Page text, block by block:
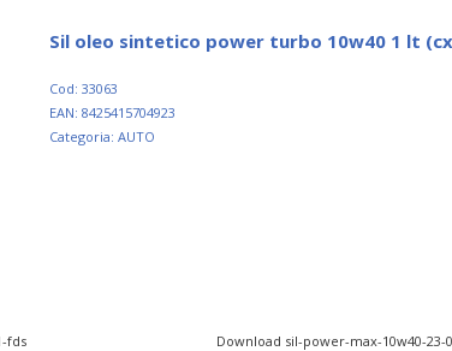
sil oleo sintetico power turbo 10w40 1 lt
Cod: 33063
EAN: 8425415704923
Categoria: AUTO
fds Download sil-power-max-10w40-23-